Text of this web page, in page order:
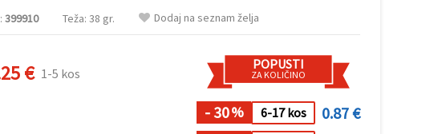
399910 Teža: 38 gr. Dodaj na seznam želja
€ 1-5 kos
POPUSTI
ZA KOLIČINO
- 30% 6-17 kos
0.87 €